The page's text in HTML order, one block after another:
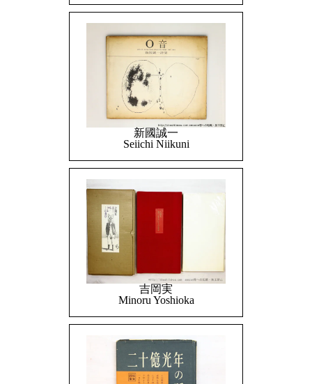
新國誠一
Seiichi Niikuni
吉岡実
Minoru Yoshioka